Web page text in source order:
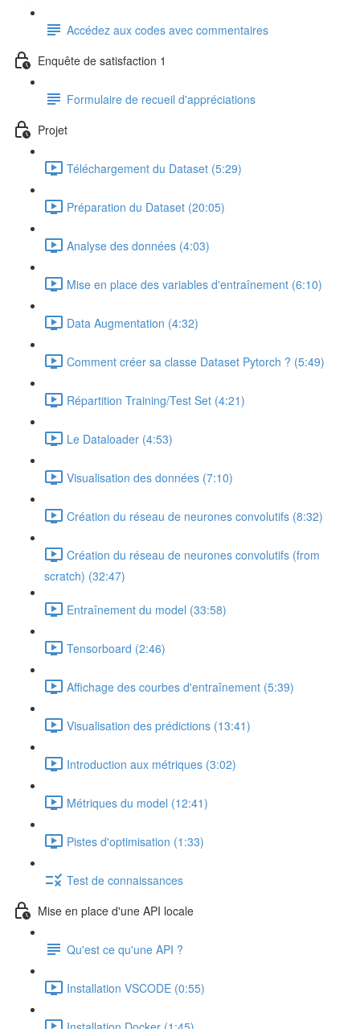
Accédez aux codes avec commentaires
Enquête de satisfaction 1
Formulaire de recueil d'appréciations
Projet
Téléchargement du Dataset (5:29)
Préparation du Dataset (20:05)
Analyse des données (4:03)
Mise en place des variables d'entraînement (6:10)
Data Augmentation (4:32)
Comment créer sa classe Dataset Pytorch ? (5:49)
Répartition Training/Test Set (4:21)
Le Dataloader (4:53)
Visualisation des données (7:10)
Création du réseau de neurones convolutifs (8:32)
Création du réseau de neurones convolutifs (from
scratch) (32:47)
Entraînement du model (33:58)
Tensorboard (2:46)
Affichage des courbes d'entraînement (5:39)
Visualisation des prédictions (13:41)
Introduction aux métriques (3:02)
Métriques du model (12:41)
Pistes d'optimisation (1:33)
Test de connaissances
Mise en place d'une API locale
Qu'est ce qu'une API ?
Installation VSCODE (0:55)